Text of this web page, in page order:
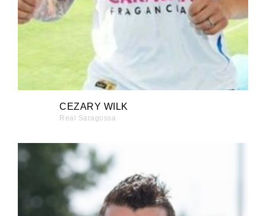
CEZARY WILK
Real Saragossa